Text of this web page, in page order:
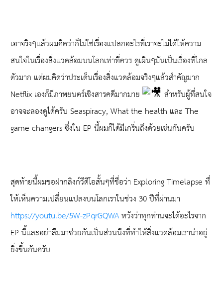
เอาจริงๆแล้วผมคิดว่าก็ไม่ใช่เรื่องแปลกอะไรที่เราจะไม่ได้ให้ความ
สนใจในเรื่องสิ่งแวดล้อมบนโลกเท่าที่ควร ดูเผินๆมันเป็นเรื่องที่ไกล
ตัวมาก แต่ผมคิดว่าประเด็นเรื่องสิ่งแวดล้อมจริงๆแล้วสำคัญมาก
Netflix เองก็มีภาพยนตร์เชิงสารคดีมากมาย
สำหรับผู้ที่สนใจ
อาจจะลองดูได้ครับ Seaspiracy, What the health และ The
game changers ซึ่งใน EP นี้ผมก็ได้มีเกริ่นถึงด้วยเช่นกันครับ
สุดท้ายนี้ผมขอฝากลิงก์วีดีโอสั้นๆที่ชื่อว่า Exploring Timelapse ทื่
ให้เห็นความเปลี่ยนแปลงบนโลกเราในช่วง 30 ปีที่ผ่านมา
https://youtu.be/5W-zPqrGQWAหวังว่าทุกท่านจะได้อะไรจาก
EP นี้และอย่าลืมมาช่วยกันเป็นส่วนนึงที่ทำให้สิ่งแวดล้อมเราน่าอยู่
ยิ่งขึ้นกันครับ